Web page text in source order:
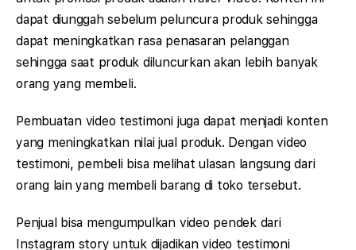
dapat diunggah sebelum peluncura produk sehingga
dapat meningkatkan rasa penasaran pelanggan
sehingga saat produk diluncurkan akan lebih banyak
orang yang membeli.
Pembuatan video testimoni juga dapat menjadi konten
yang meningkatkan nilai jual produk. Dengan video
testimoni, pembeli bisa melihat ulasan langsung dari
orang lain yang membeli barang di toko tersebut.
Penjual bisa mengumpulkan video pendek dari
Instagram story untuk dijadikan video testimoni